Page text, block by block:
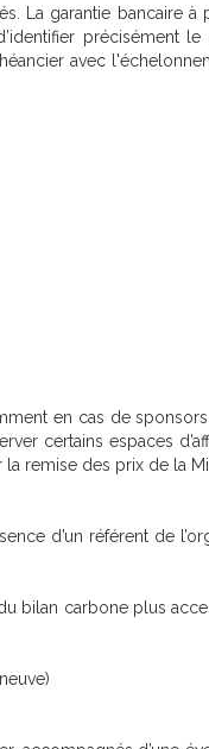
La garantie bancaire à
précisément le
avec
en cas de sponsors
certains espaces
la remise des prix de la
d’un référent de
bilan carbone plus